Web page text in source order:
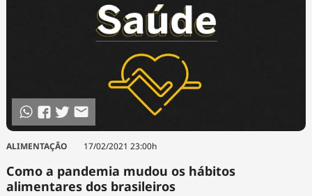
ALIMENTAÇÃO 17/02/2021 23:00h
Como a pandemia mudou os hábitos
alimentares dos brasileiros